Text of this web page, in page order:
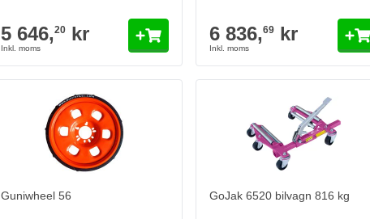
5 646,20kr 6 836,69 kr
Guniwheel 56 GoJak 6520 bilvagn 816 kg